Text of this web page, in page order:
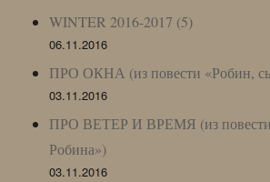
WINTER 2016-2017 (5)
06.11.2016
ПРО ОКНА (из повести «Робин,
03.11.2016
ПРО ВЕТЕР И ВРЕМЯ (из
Робина»)
03.11.2016